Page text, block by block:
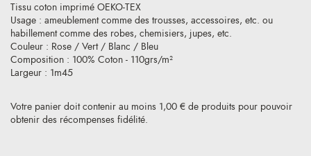
Votre panier doit contenir au moins 1,00 € de produits pour pouvoir
obtenir des récompenses fidélité.
Tissu coton imprimé OEKO-TEX
Usage : ameublement comme des trousses, accessoires, etc. ou
habillement comme des robes, chemisiers, jupes, etc.
Couleur : Rose / Vert / Blanc / Bleu
Composition : 100% Coton - 110grs/m²
Largeur : 1m45